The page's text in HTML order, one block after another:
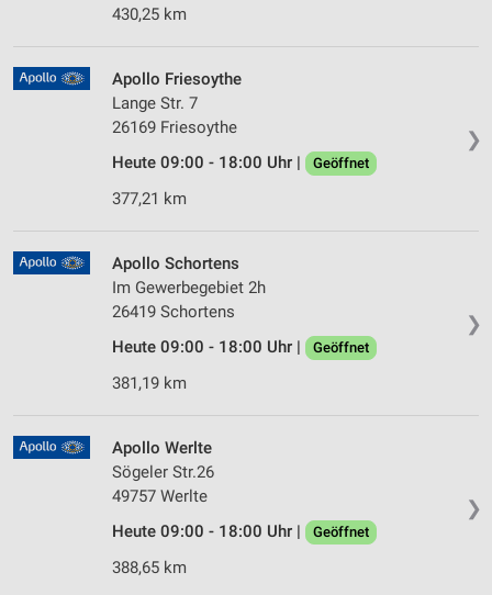
430,25 km
❯
Apollo Friesoythe
Lange Str. 7
26169 Friesoythe
Heute 09:00 - 18:00 Uhr |
Geöffnet
377,21 km
❯
Apollo Schortens
Im Gewerbegebiet 2h
26419 Schortens
Heute 09:00 - 18:00 Uhr |
Geöffnet
381,19 km
❯
Apollo Werlte
Sögeler Str.26
49757 Werlte
Heute 09:00 - 18:00 Uhr |
Geöffnet
388,65 km